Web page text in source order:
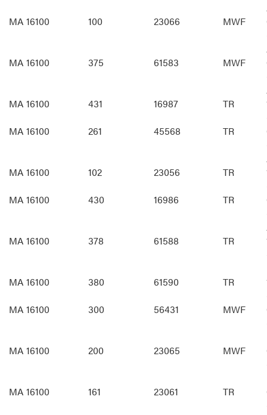
MA 16100
100 23066 MWF
MA 16100
375 61583 MWF
MA 16100
431 16987 TR
MA 16100
261 45568 TR
MA 16100
102 23056 TR
MA 16100
430 16986 TR
MA 16100
378 61588 TR
MA 16100
380 61590 TR
MA 16100
300 56431 MWF
MA 16100
200 23065 MWF
MA 16100
161 23061 TR